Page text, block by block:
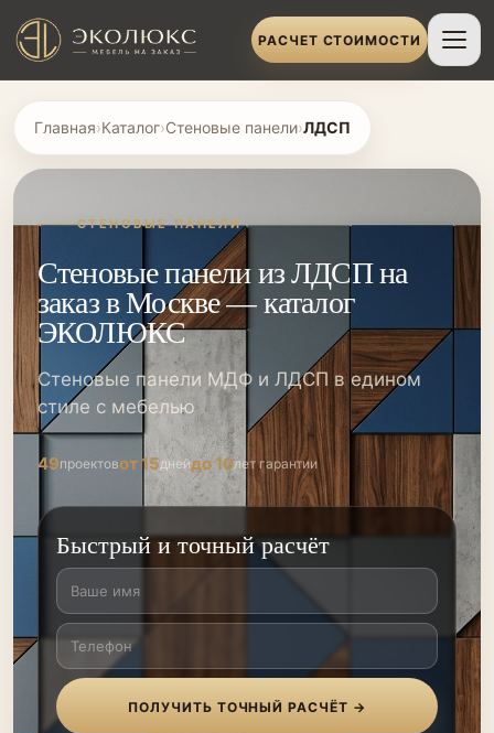
РАСЧЕТ СТОИМОСТИ
Главная›Каталог›Стеновые панели›ЛДСП
СТЕНОВЫЕ ПАНЕЛИ
Стеновые панели из ЛДСП на
заказ в Москве — каталог
ЭКОЛЮКС
Стеновые панели МДФ и ЛДСП в едином
стиле с мебелью
49проектовот 15днейдо 10лет гарантии
Быстрый и точный расчёт
ПОЛУЧИТЬ ТОЧНЫЙ РАСЧЁТ →